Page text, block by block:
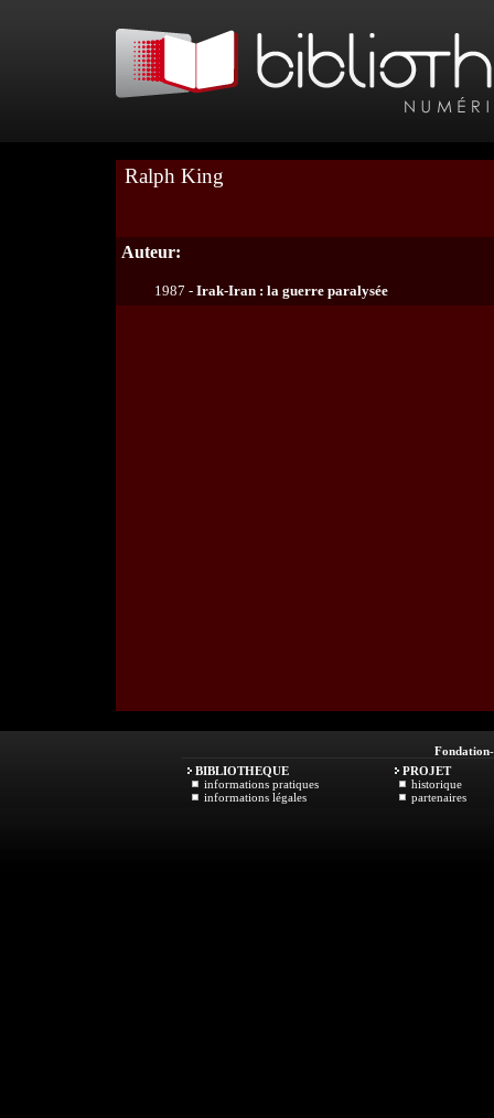
Ralph King
Auteur:
1987 - Irak-Iran : la guerre paralysée
Fondation
BIBLIOTHEQUE
informations pratiques
informations légales
PROJET
historique
partenaires